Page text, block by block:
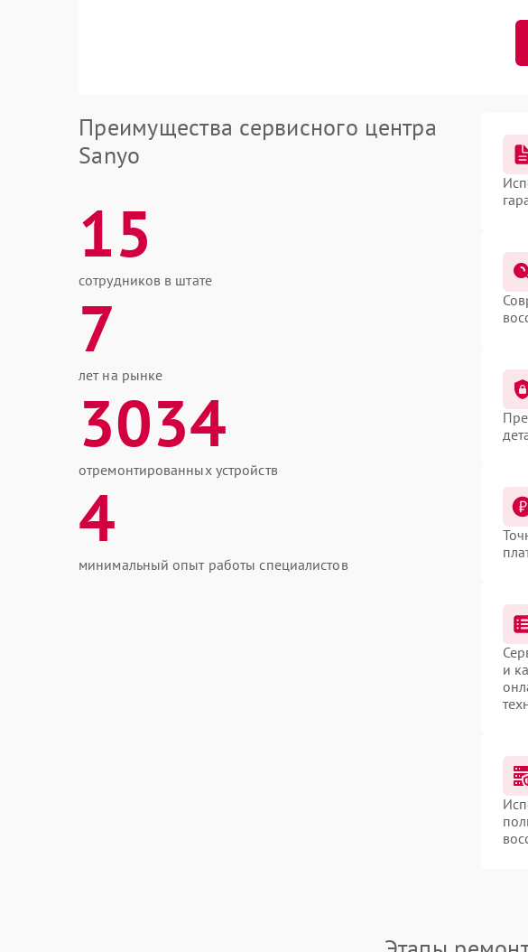
Преимущества сервисного центра
Sanyo
15
сотрудников в штате
7
лет на рынке
3034
отремонтированных устройств
4
минимальный опыт работы специалистов
и